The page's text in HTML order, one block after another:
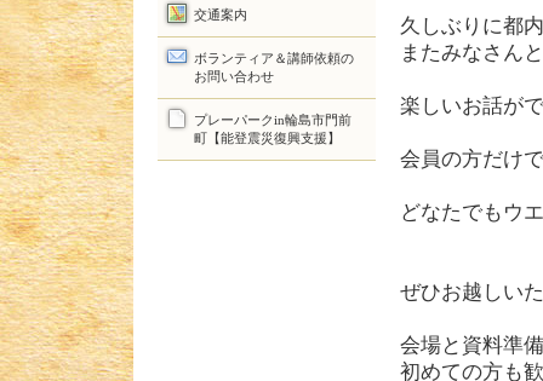
久しぶりに都
またみなさん
楽しいお話が
会員の方だけ
どなたでもウ
ぜひお越しい
会場と資料準
初めての方も
交通案内
ボランティア＆講師依頼の
お問い合わせ
プレーパークin輪島市門前
町【能登震災復興支援】